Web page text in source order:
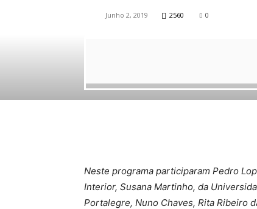
Junho 2, 2019 2560 0
Neste programa participaram Pedro
Interior, Susana Martinho, da
Portalegre, Nuno Chaves, Rita Ribeiro